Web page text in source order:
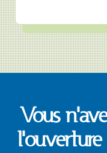
Vous